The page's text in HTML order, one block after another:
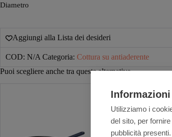
Diametro
Aggiungi alla Lista dei desideri
COD: N/A Categoria: Cottura su antiaderente
Puoi scegliere anche tra queste alternative
Utilizziamo i
del sito, per
pubblicità presenti.